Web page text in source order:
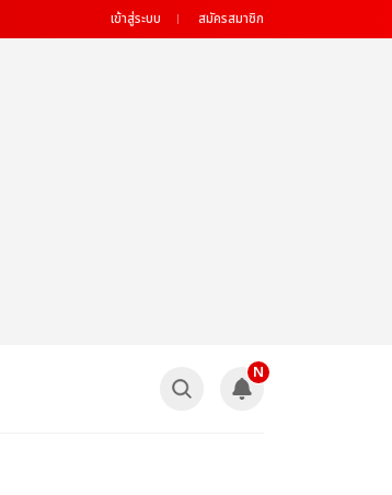
เข้าสู่ระบบ สมัครสมาชิก
N